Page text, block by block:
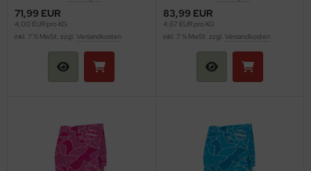
71,99 EUR
4,00 EUR pro KG
inkl. 7 % MwSt. zzgl. Versandkosten
83,99 EUR
4,67 EUR pro KG
inkl. 7 % MwSt. zzgl. Versandkosten